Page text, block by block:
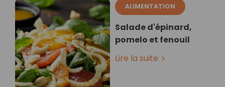
ALIMENTATION
Salade d'épinard,
pomelo et fenouil
Lire la suite